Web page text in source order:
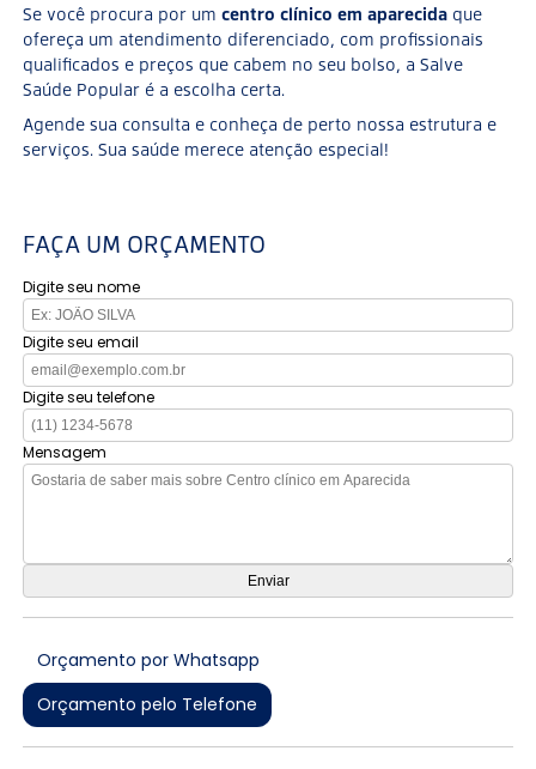
Se você procura por umcentro clínico em aparecida que
ofereça um atendimento diferenciado, com profissionais
qualificados e preços que cabem no seu bolso, a Salve
Saúde Popular é a escolha certa.
Agende sua consulta e conheça de perto nossa estrutura e
serviços. Sua saúde merece atenção especial!
FAÇA UM ORÇAMENTO
Digite seu nome
Digite seu email
Digite seu telefone
Mensagem
Orçamento por Whatsapp
Orçamento pelo Telefone